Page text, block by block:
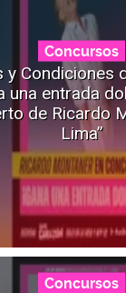
Concursos
y Condiciones
una entrada
de Ricardo
Lima”
Concursos